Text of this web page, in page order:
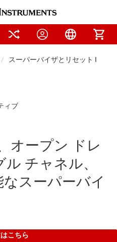
スーパーバイザとリセット IC
オープン ドレ
チャネル、
スーパーバイ
こちら